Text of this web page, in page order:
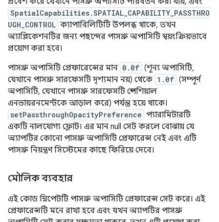
SpatialCapabilities.SPATIAL_CAPABILITY_PASSTHRO
UGH_CONTROL ক্যাপাবিলিটিটি উপলব্ধ থাকে, তখন
অ্যাপ্লিকেশনটির জন্য পছন্দের পাসথ্রু অপাসিটি স্বয়ংক্রিয়ভাবে
প্রয়োগ করা হবে।
পাসথ্রু অপাসিটি প্রেফারেন্সের মান 0.0f (শূন্য অপাসিটি,
যেখানে পাসথ্রু সারফেসটি দৃশ্যমান নয়) থেকে 1.0f (সম্পূর্ণ
অপাসিটি, যেখানে পাসথ্রু সারফেসটি স্পেশিয়াল
এনভায়রনমেন্টকে আড়াল করে) পর্যন্ত হয়ে থাকে।
setPassthroughOpacityPreference প্যারামিটারটি
একটি নালযোগ্য ফ্লোট। এর মান null সেট করলে বোঝায় যে
অ্যাপটির কোনো পাসথ্রু অপাসিটি প্রেফারেন্স নেই এবং এটি
পাসথ্রু নিয়ন্ত্রণ সিস্টেমের কাছে ফিরিয়ে দেবে।
মৌলিক ব্যবহার
এই কোড স্নিপেটটি পাসথ্রু অপাসিটি প্রেফারেন্স সেট করে। এই
প্রেফারেন্সটি মনে রাখা হবে এবং যখন অ্যাপটির পাসথ্রু